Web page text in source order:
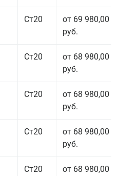
Ст20
от 69 980,00
руб.
Ст20
от 68 980,00
руб.
Ст20
от 68 980,00
руб.
Ст20
от 68 980,00
руб.
Ст20
от 68 980,00